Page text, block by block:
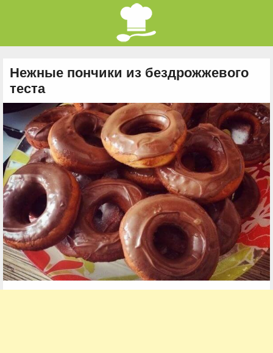
Нежные пончики из бездрожжевого
теста